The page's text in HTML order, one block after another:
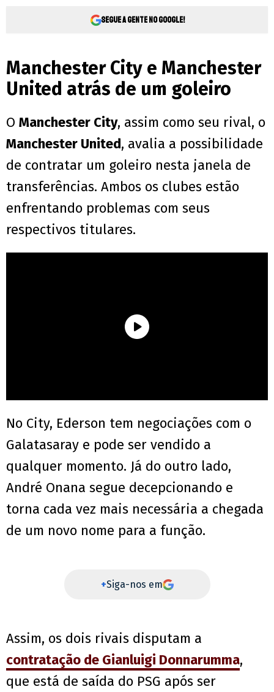
Segue a gente no Google!
Manchester City e Manchester
United atrás de um goleiro
O Manchester City, assim como seu rival, o
Manchester United, avalia a possibilidade
de contratar um goleiro nesta janela de
transferências. Ambos os clubes estão
enfrentando problemas com seus
respectivos titulares.
No City, Ederson tem negociações com o
Galatasaray e pode ser vendido a
qualquer momento. Já do outro lado,
André Onana segue decepcionando e
torna cada vez mais necessária a chegada
de um novo nome para a função.
+Siga-nos em
Assim, os dois rivais disputam a
contratação de Gianluigi Donnarumma,
que está de saída do PSG após ser